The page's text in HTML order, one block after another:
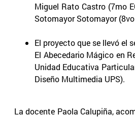
Miguel Rato Castro (7mo
Sotomayor Sotomayor
El proyecto que se llevó el
El Abecedario Mágico en
Unidad Educativa
Diseño Multimedia UPS).
La docente Paola Calupiña,